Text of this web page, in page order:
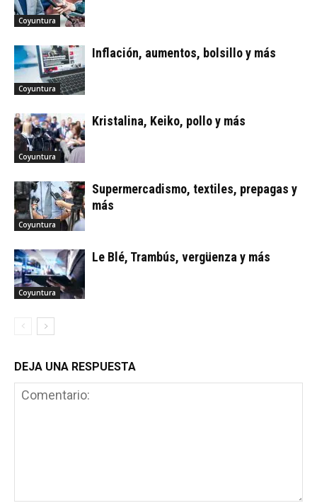
Coyuntura
Coyuntura
Inflación, aumentos, bolsillo y más
Coyuntura
Kristalina, Keiko, pollo y más
Coyuntura
Supermercadismo, textiles, prepagas y
más
Coyuntura
Le Blé, Trambús, vergüenza y más
DEJA UNA RESPUESTA